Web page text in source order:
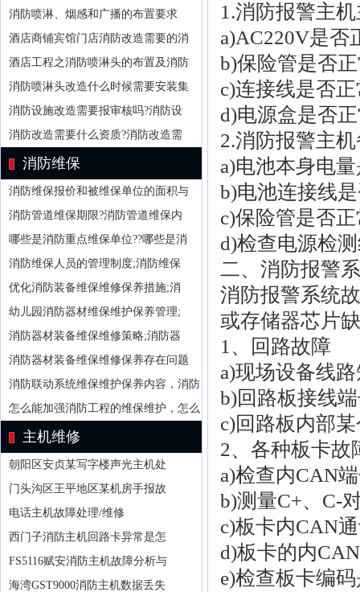
消防喷淋、烟感和广播的布置要求
酒店商铺宾馆门店消防改造需要的消
酒店工程之消防喷淋头的布置及消防
消防喷淋头改造什么时候需要安装集
消防设施改造需要报审核吗?消防设
消防改造需要什么资质?消防改造需
消防维保
消防维保报价和被维保单位的面积与
消防管道维保期限?消防管道维保内
哪些是消防重点维保单位??哪些是消
消防维保人员的管理制度;消防维保
优化消防装备维保维修保养措施;消
幼儿园消防器材维保维护保养管理;
消防器材装备维保维修策略;消防器
消防器材装备维保维修保养存在问题
消防联动系统维保维护保养内容，消防
怎么能加强消防工程的维保维护，怎么
主机维修
朝阳区安贞某写字楼声光主机处
门头沟区王平地区某机房手报故
电话主机故障处理/维修
西门子消防主机回路卡异常是怎
FS5116赋安消防主机故障分析与
海湾GST9000消防主机数据丢失
1.消防报警主
a)AC220V是否
b)保险管是否
c)连接线是否
d)电源盒是否
2.消防报警主
a)电池本身电
b)电池连接线
c)保险管是否
d)检查电源检
二、消防报警
消防报警系统
或存储器芯片
1、回路故障
a)现场设备线
b)回路板接线
c)回路板内部
2、各种板卡故
a)检查内CAN
b)测量C+、C-
c)板卡内CAN
d)板卡的内
e)检查板卡编